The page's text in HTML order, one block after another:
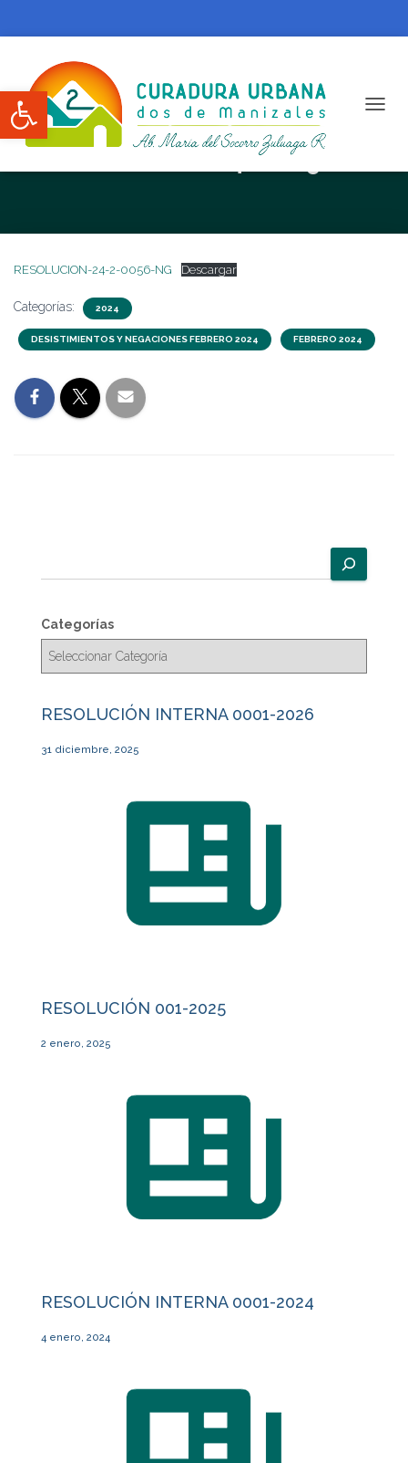
Abrir barra de herramientas
RESOLUCION N. 24-2-0056-NG
RESOLUCION-24-2-0056-NG Descargar
Categorías: 2024
DESISTIMIENTOS Y NEGACIONES FEBRERO 2024 FEBRERO 2024
u
c
a
Categorías
RESOLUCIÓN INTERNA 0001-2026
31 diciembre, 2025
RESOLUCIÓN 001-2025
2 enero, 2025
RESOLUCIÓN INTERNA 0001-2024
4 enero, 2024